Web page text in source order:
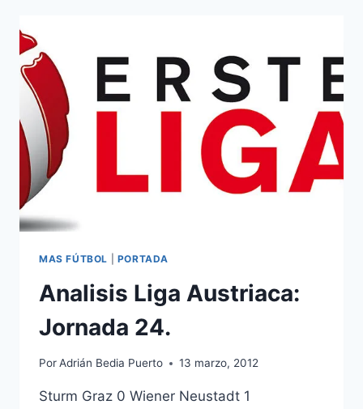
MAS FÚTBOL PORTADA
Analisis Liga Austriaca:
Jornada 24.
PorAdrián Bedia Puerto 13 marzo, 2012
Sturm Graz 0 Wiener Neustadt 1